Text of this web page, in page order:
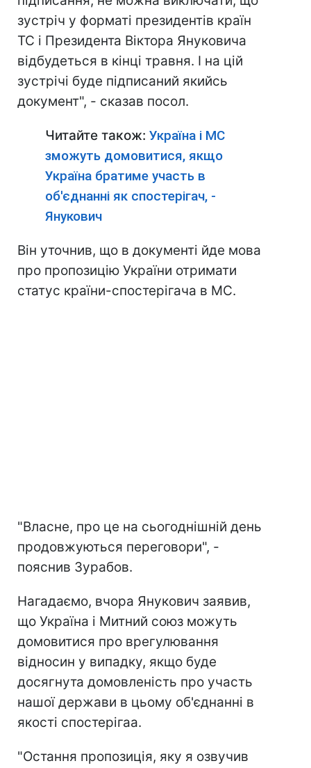
зустріч у форматі президентів країн
ТС і Президента Віктора Януковича
відбудеться в кінці травня. І на цій
зустрічі буде підписаний якийсь
документ", - сказав посол.
Читайте також: Україна і МС
зможуть домовитися, якщо
Україна братиме участь в
об'єднанні як спостерігач, -
Янукович
Він уточнив, що в документі йде мова
про пропозицію України отримати
статус країни-спостерігача в МС.
"Власне, про це на сьогоднішній день
продовжуються переговори", -
пояснив Зурабов.
Нагадаємо, вчора Янукович заявив,
що Україна і Митний союз можуть
домовитися про врегулювання
відносин у випадку, якщо буде
досягнута домовленість про участь
нашої держави в цьому об'єднанні в
якості спостерігаа.
"Остання пропозиція, яку я озвучив